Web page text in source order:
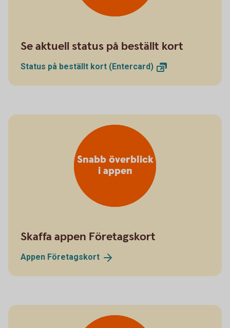
Se aktuell status på beställt kort
Status på beställt kort (Entercard)
Snabb överblick
i appen
Skaffa appen Företagskort
Appen Företagskort